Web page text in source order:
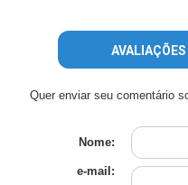
Quer enviar seu comentário
Nome:
e-mail: